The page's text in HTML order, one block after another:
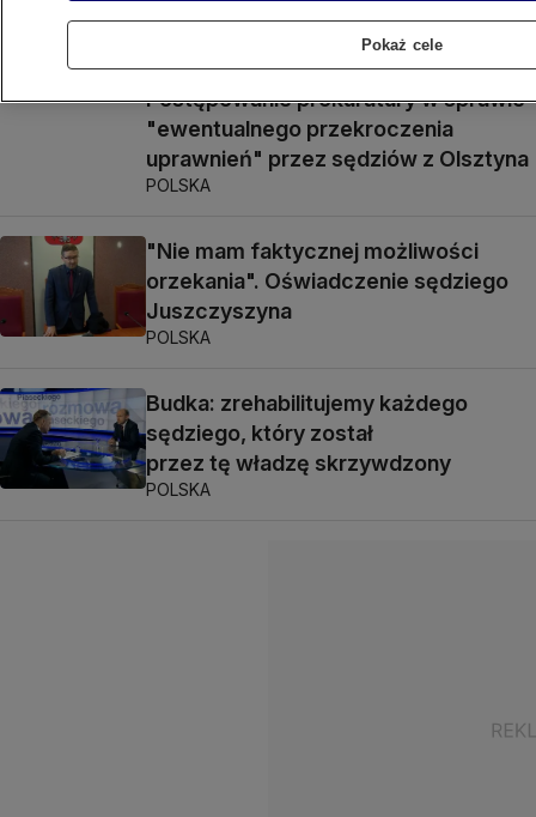
Postępowanie prokuratury w sprawie
"ewentualnego przekroczenia
uprawnień" przez sędziów z Olsztyna
POLSKA
"Nie mam faktycznej możliwości
orzekania". Oświadczenie sędziego
Juszczyszyna
POLSKA
Budka: zrehabilitujemy każdego
sędziego, który został
przez tę władzę skrzywdzony
POLSKA
Pokaż cele